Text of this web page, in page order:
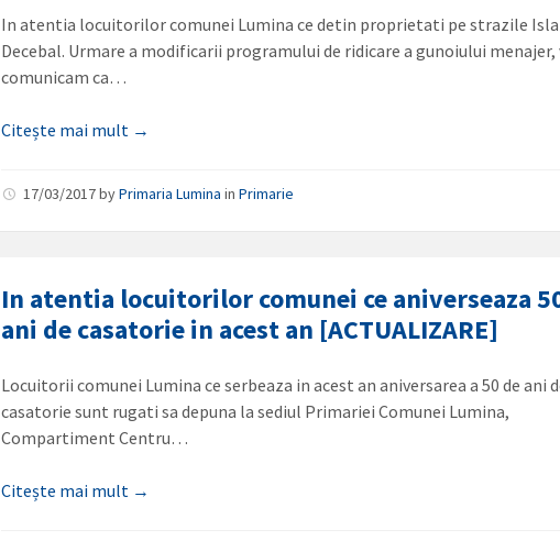
In atentia locuitorilor comunei Lumina ce detin proprietati pe strazile
Decebal. Urmare a modificarii programului de ridicare a gunoiului menajer,
comunicam ca…
Citește mai mult →
17/03/2017byPrimaria Lumina inPrimarie
In atentia locuitorilor comunei ce aniverseaza
ani de casatorie in acest an [ACTUALIZARE]
Locuitorii comunei Lumina ce serbeaza in acest an aniversarea a 50 de ani
casatorie sunt rugati sa depuna la sediul Primariei Comunei Lumina,
Compartiment Centru…
Citește mai mult →